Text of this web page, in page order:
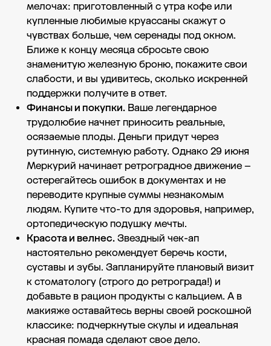
мелочах: приготовленный с утра кофе или
купленные любимые круассаны скажут о
чувствах больше, чем серенады под окном.
Ближе к концу месяца сбросьте свою
знаменитую железную броню, покажите свои
слабости, и вы удивитесь, сколько искренней
поддержки получите в ответ.
Финансы и покупки. Ваше легендарное
трудолюбие начнет приносить реальные,
осязаемые плоды. Деньги придут через
рутинную, системную работу. Однако 29 июня
Меркурий начинает ретроградное движение –
остерегайтесь ошибок в документах и не
переводите крупные суммы незнакомым
людям. Купите что-то для здоровья, например,
ортопедическую подушку мечты.
Красота и велнес. Звездный чек-ап
настоятельно рекомендует беречь кости,
суставы и зубы. Запланируйте плановый визит
к стоматологу (строго до ретрограда!) и
добавьте в рацион продукты с кальцием. А в
макияже оставайтесь верны своей роскошной
классике: подчеркнутые скулы и идеальная
красная помада сделают свое дело.